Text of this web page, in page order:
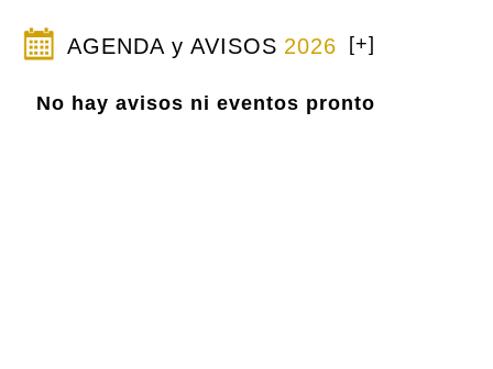
AGENDA y AVISOS 2026 [+]
No hay avisos ni eventos pronto